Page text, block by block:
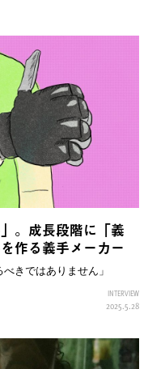
。成長段階に「義
作る義手メーカー
きではありません」
INTERVIEW
2025.5.28